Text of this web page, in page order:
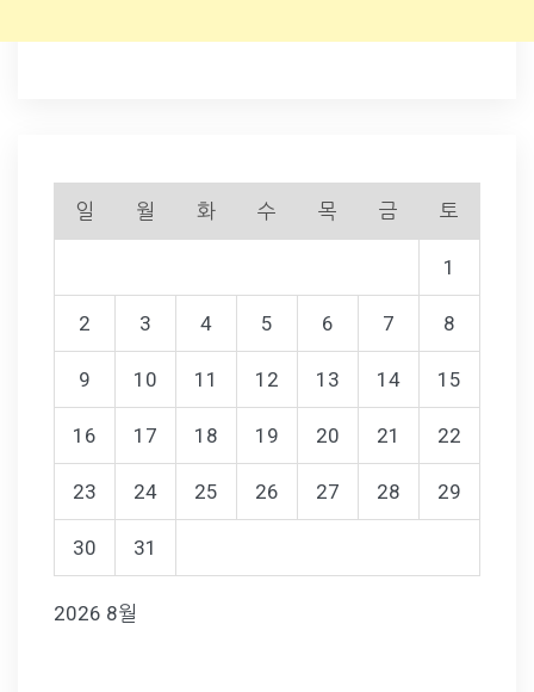
2026 8월
일 월 화 수 목 금 토
1
2 3 4 5 6 7 8
9 10 11 12 13 14 15
16 17 18 19 20 21 22
23 24 25 26 27 28 29
30 31